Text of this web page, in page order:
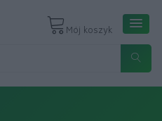
Mój koszyk